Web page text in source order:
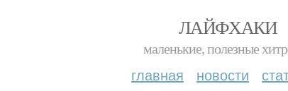
ЛАЙФХАКИ
маленькие, полезные
главная новости